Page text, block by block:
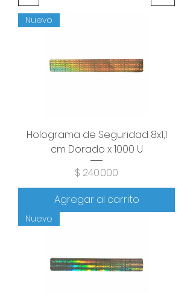
Nuevo
Holograma de Seguridad 8x1,1
cm Dorado x 1000 U
Precio
$ 240.000
Agregar al carrito
Nuevo